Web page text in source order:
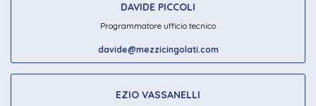
DAVIDE PICCOLI
Programmatore ufficio tecnico
davide@mezzicingolati.com
EZIO VASSANELLI